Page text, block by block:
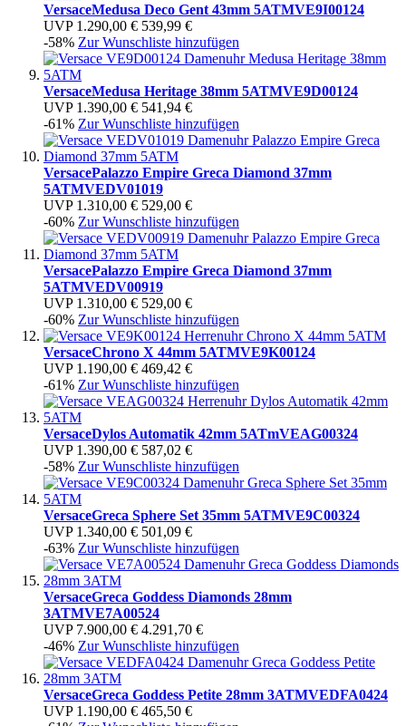
VersaceMedusa Deco Gent 43mm 5ATMVE9I00124
UVP 1.290,00 € 539,99 €
-58% Zur Wunschliste hinzufügen
VersaceMedusa Heritage 38mm 5ATMVE9D00124
UVP 1.390,00 € 541,94 €
-61% Zur Wunschliste hinzufügen
VersacePalazzo Empire Greca Diamond 37mm
5ATMVEDV01019
UVP 1.310,00 € 529,00 €
-60% Zur Wunschliste hinzufügen
VersacePalazzo Empire Greca Diamond 37mm
5ATMVEDV00919
UVP 1.310,00 € 529,00 €
-60% Zur Wunschliste hinzufügen
VersaceChrono X 44mm 5ATMVE9K00124
UVP 1.190,00 € 469,42 €
-61% Zur Wunschliste hinzufügen
VersaceDylos Automatik 42mm 5ATmVEAG00324
UVP 1.390,00 € 587,02 €
-58% Zur Wunschliste hinzufügen
VersaceGreca Sphere Set 35mm 5ATMVE9C00324
UVP 1.340,00 € 501,09 €
-63% Zur Wunschliste hinzufügen
VersaceGreca Goddess Diamonds 28mm
3ATMVE7A00524
UVP 7.900,00 € 4.291,70 €
-46% Zur Wunschliste hinzufügen
VersaceGreca Goddess Petite 28mm 3ATMVEDFA0424
UVP 1.190,00 € 465,50 €